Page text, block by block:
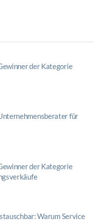
der Kategorie
für
der Kategorie
Warum Service